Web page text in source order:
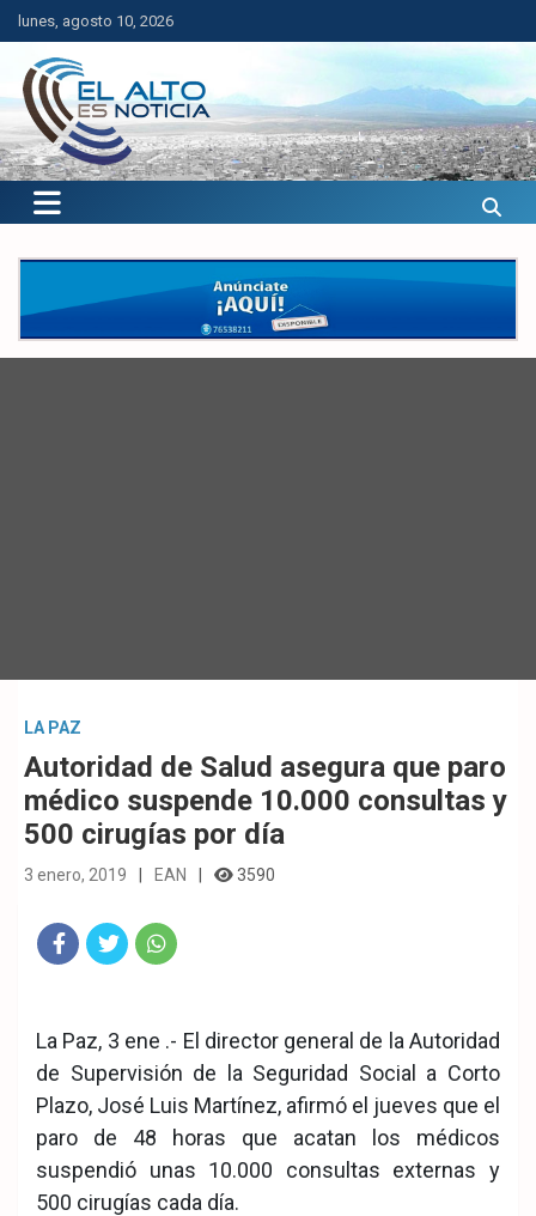
Saltar
al
contenido
lunes, agosto 10, 2026
El Alto es Noticia
Últimas noticias de El Alto, Bolivia y el mundo.
LA PAZ
Autoridad de Salud asegura que paro
médico suspende 10.000 consultas y
500 cirugías por día
3 enero, 2019 EAN 3590
eb
ook
ter
pp
La Paz, 3 ene .- El director general de la Autoridad
de Supervisión de la Seguridad Social a Corto
Plazo, José Luis Martínez, afirmó el jueves que el
paro de 48 horas que acatan los médicos
suspendió unas 10.000 consultas externas y
500 cirugías cada día.